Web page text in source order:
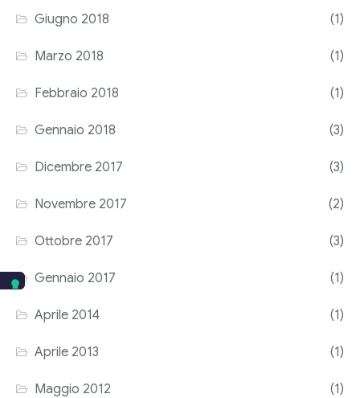
Giugno 2018 (1)
Marzo 2018 (1)
Febbraio 2018 (1)
Gennaio 2018 (3)
Dicembre 2017 (3)
Novembre 2017 (2)
Ottobre 2017 (3)
Gennaio 2017 (1)
Aprile 2014 (1)
Aprile 2013 (1)
Maggio 2012 (1)